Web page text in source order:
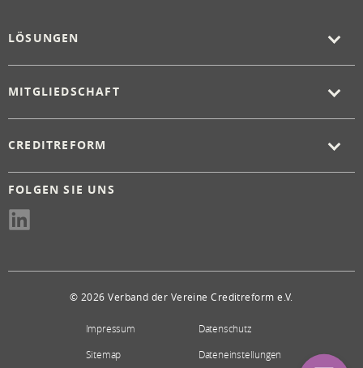
LÖSUNGEN
MITGLIEDSCHAFT
CREDITREFORM
FOLGEN SIE UNS
© 2026 Verband der Vereine Creditreform e.V.
Impressum
Datenschutz
Sitemap
Dateneinstellungen